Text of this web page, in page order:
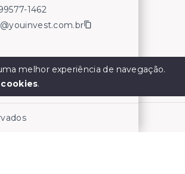
1462
melhor experiência de navegação.
cookies.